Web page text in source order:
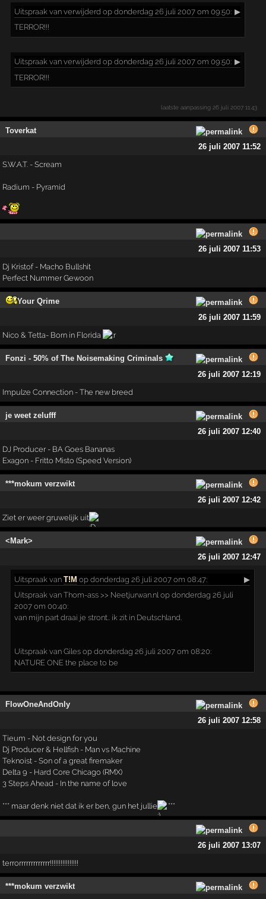
Uitspraak van verwijderd op donderdag 26 juli 2007 om 09:50: ▶
TERROR!!!
Uitspraak van verwijderd op donderdag 26 juli 2007 om 09:50: ▶
TERROR!!!
laatste aanpassing 26 juli 2007 11:43
Toverkat
26 juli 2007 11:52
S.W.A.T. - Scream
Radium - Pyramid
26 juli 2007 11:53
Dj Kristof - Macho Bullshit
Perfect Nummer Gewoon
Your Qrime
26 juli 2007 11:59
Nico & Tetta- Born in Florida
Fonzi - 50% of The Noisemaking Criminals
26 juli 2007 12:19
Impulze Connection - The new breed
je weet zelufff
26 juli 2007 12:40
DJ Producer - BA Goes Bananas
Exagon - Fritto Misto (Speed Version)
***mokum verzwikt
26 juli 2007 12:42
Ziet er weer gruwelijk uit
<Mark>
26 juli 2007 12:47
Uitspraak vanT!M op donderdag 26 juli 2007 om 08:47:
▶
Uitspraak van Thom-ass >> Neetjurwan.nl op donderdag 26 juli
2007 om 00:40:
van mijn part draai je stront.. ik zit in Deutschland.
Uitspraak van Giles op donderdag 26 juli 2007 om 08:20:
NATURE ONE the place to be
FlowOneAndOnly
26 juli 2007 12:58
Tieum - Not design for you
Dj Producer & Hellfish - Man vs Machine
Teknoist - Son of a great firemaker
Delta 9 - Hard Core Chicago (RMX)
3 Steps Ahead - In the name of love
*** maar denk niet dat ik er ben, gun het jullie ***
26 juli 2007 13:07
terrorrrrrrrrrrrrr!!!!!!!!!!!!!!!!
***mokum verzwikt